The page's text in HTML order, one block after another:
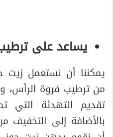
يساعد على
يمكننا أن نستعمل
من ترطيب فروة الرأس،
تقديم التهدئة التي
بالأضافة إلى